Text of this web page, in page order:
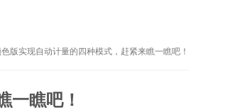
版实现自动计量的四种模式，赶紧来瞧一瞧吧！
一瞧吧！